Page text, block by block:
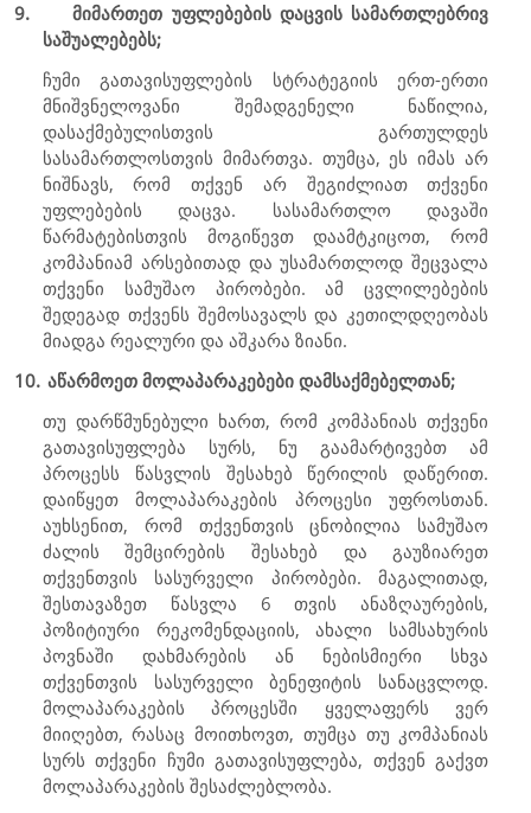
9.
მიმართეთ უფლებების დაცვის სამართლებრივ
საშუალებებს;
ჩუმი გათავისუფლების სტრატეგიის ერთ-ერთი
მნიშვნელოვანი შემადგენელი ნაწილია,
დასაქმებულისთვის გართულდეს
სასამართლოსთვის მიმართვა. თუმცა, ეს იმას არ
ნიშნავს, რომ თქვენ არ შეგიძლიათ თქვენი
უფლებების დაცვა. სასამართლო დავაში
წარმატებისთვის მოგიწევთ დაამტკიცოთ, რომ
კომპანიამ არსებითად და უსამართლოდ შეცვალა
თქვენი სამუშაო პირობები. ამ ცვლილებების
შედეგად თქვენს შემოსავალს და კეთილდღეობას
მიადგა რეალური და აშკარა ზიანი.
10. აწარმოეთ მოლაპარაკებები დამსაქმებელთან;
თუ დარწმუნებული ხართ, რომ კომპანიას თქვენი
გათავისუფლება სურს, ნუ გაამარტივებთ ამ
პროცესს წასვლის შესახებ წერილის დაწერით.
დაიწყეთ მოლაპარაკების პროცესი უფროსთან.
აუხსენით, რომ თქვენთვის ცნობილია სამუშაო
ძალის შემცირების შესახებ და გაუზიარეთ
თქვენთვის სასურველი პირობები. მაგალითად,
შესთავაზეთ წასვლა 6 თვის ანაზღაურების,
პოზიტიური რეკომენდაციის, ახალი სამსახურის
პოვნაში დახმარების ან ნებისმიერი სხვა
თქვენთვის სასურველი ბენეფიტის სანაცვლოდ.
მოლაპარაკების პროცესში ყველაფერს ვერ
მიიღებთ, რასაც მოითხოვთ, თუმცა თუ კომპანიას
სურს თქვენი ჩუმი გათავისუფლება, თქვენ გაქვთ
მოლაპარაკების შესაძლებლობა.